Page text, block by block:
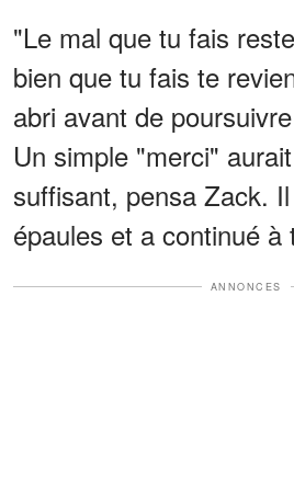
"Le mal que tu fais
bien que tu fais te
abri avant de
Un simple "merci"
suffisant, pensa Zack.
épaules et a continué à
ANNONCES